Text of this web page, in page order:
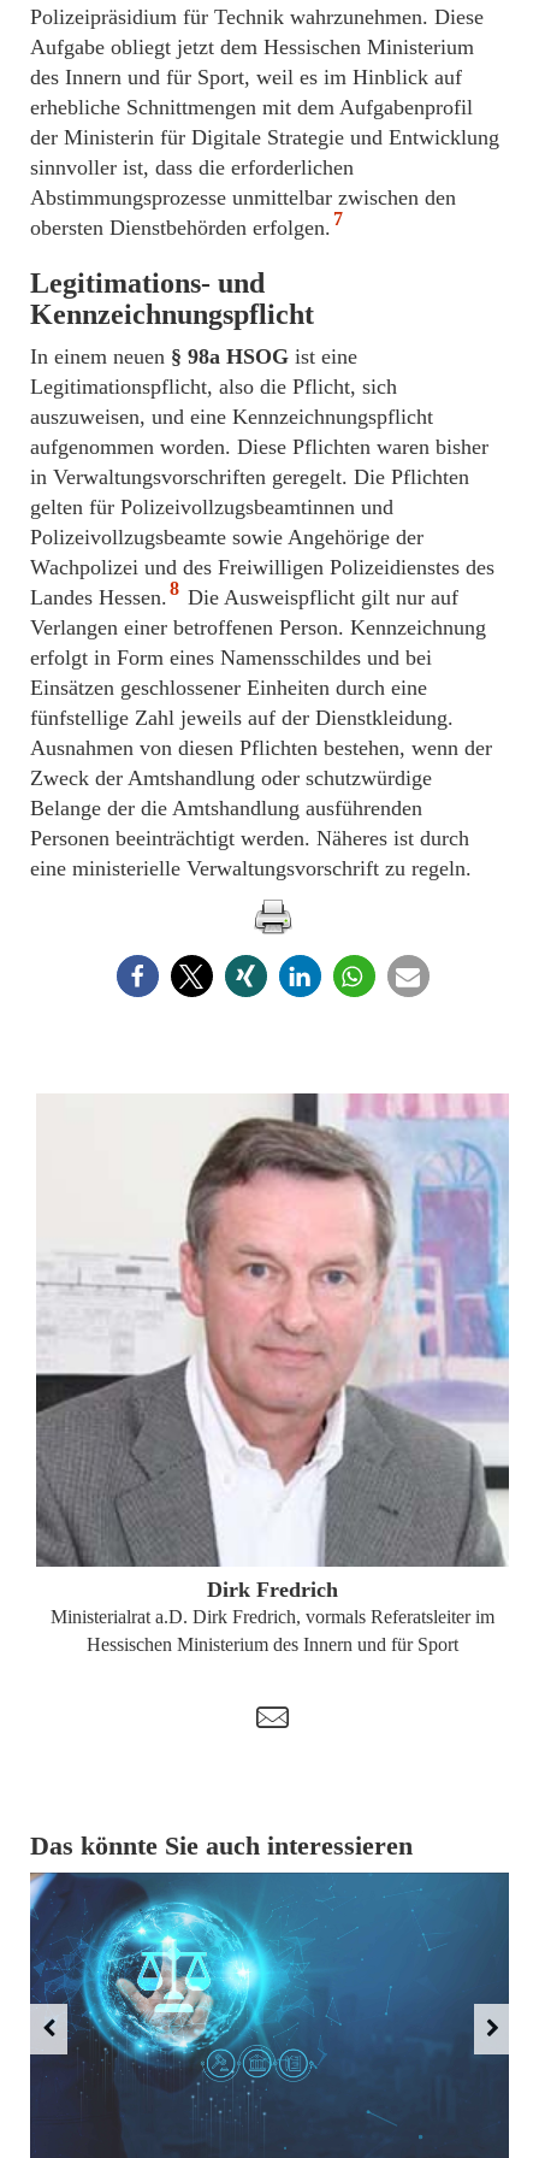
Polizeipräsidium für Technik wahrzunehmen. Diese
Aufgabe obliegt jetzt dem Hessischen Ministerium
des Innern und für Sport, weil es im Hinblick auf
erhebliche Schnittmengen mit dem Aufgabenprofil
der Ministerin für Digitale Strategie und Entwicklung
sinnvoller ist, dass die erforderlichen
Abstimmungsprozesse unmittelbar zwischen den
obersten Dienstbehörden erfolgen. 7
Legitimations- und
Kennzeichnungspflicht
In einem neuen § 98a HSOG ist eine
Legitimationspflicht, also die Pflicht, sich
auszuweisen, und eine Kennzeichnungspflicht
aufgenommen worden. Diese Pflichten waren bisher
in Verwaltungsvorschriften geregelt. Die Pflichten
gelten für Polizeivollzugsbeamtinnen und
Polizeivollzugsbeamte sowie Angehörige der
Wachpolizei und des Freiwilligen Polizeidienstes des
Landes Hessen.8 Die Ausweispflicht gilt nur auf
Verlangen einer betroffenen Person. Kennzeichnung
erfolgt in Form eines Namensschildes und bei
Einsätzen geschlossener Einheiten durch eine
fünfstellige Zahl jeweils auf der Dienstkleidung.
Ausnahmen von diesen Pflichten bestehen, wenn der
Zweck der Amtshandlung oder schutzwürdige
Belange der die Amtshandlung ausführenden
Personen beeinträchtigt werden. Näheres ist durch
eine ministerielle Verwaltungsvorschrift zu regeln.
ZUM PROFIL
Dirk Fredrich
Ministerialrat a.D. Dirk Fredrich, vormals Referatsleiter im
Hessischen Ministerium des Innern und für Sport
t
Das könnte Sie auch interessieren